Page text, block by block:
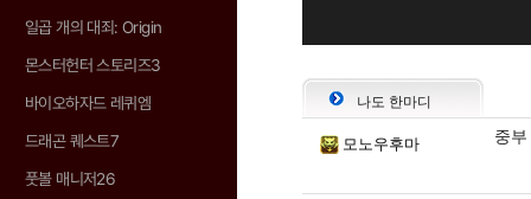
일곱 개의 대죄: Origin
몬스터헌터 스토리즈3
바이오하자드 레퀴엠
드래곤 퀘스트7
풋볼 매니저26
나도 한마디
모노우후마 중